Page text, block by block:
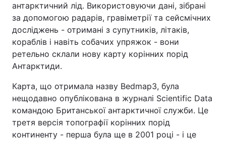
Тема оформлення
антарктичний лід. Використовуючи дані, зібрані
за допомогою радарів, гравіметрії та сейсмічних
досліджень - отримані з супутників, літаків,
кораблів і навіть собачих упряжок - вони
ретельно склали нову карту корінних порід
Антарктиди.
Карта, що отримала назву Bedmap3, була
нещодавно опублікована в журналі Scientific Data
командою Британської антарктичної служби. Це
третя версія топографії корінних порід
континенту - перша була ще в 2001 році - і це